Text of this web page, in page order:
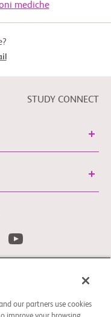
mediche
STUDY CONNECT
al seguente
attraverso di esso, gli
our partners use cookies